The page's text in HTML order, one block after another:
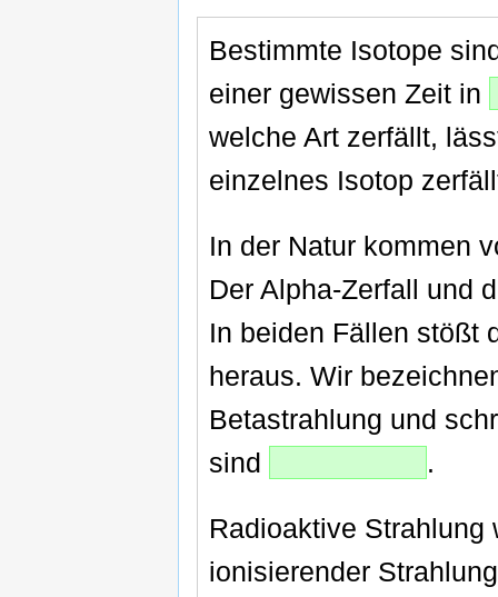
Bestimmte Isotope
einer gewissen Zeit in
welche Art zerfällt,
einzelnes Isotop
In der Natur kommen
Der Alpha-Zerfall und
In beiden Fällen stößt
heraus. Wir
Betastrahlung und
sind
.
Radioaktive Strahlung
ionisierender